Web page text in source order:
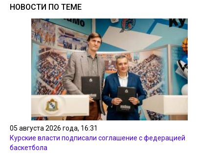
НОВОСТИ ПО ТЕМЕ
05 августа 2026 года, 16:31
Курские власти подписали соглашение с федерацией
баскетбола